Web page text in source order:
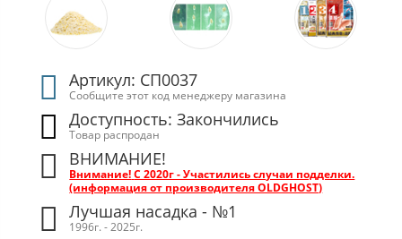
Артикул: СП0037
Сообщите этот код менеджеру магазина
Доступность: Закончились
Товар распродан
ВНИМАНИЕ!
Внимание! С 2020г - Участились случаи подделки.
(информация от производителя OLDGHOST)
Лучшая насадка - №1
1996г. - 2025г.